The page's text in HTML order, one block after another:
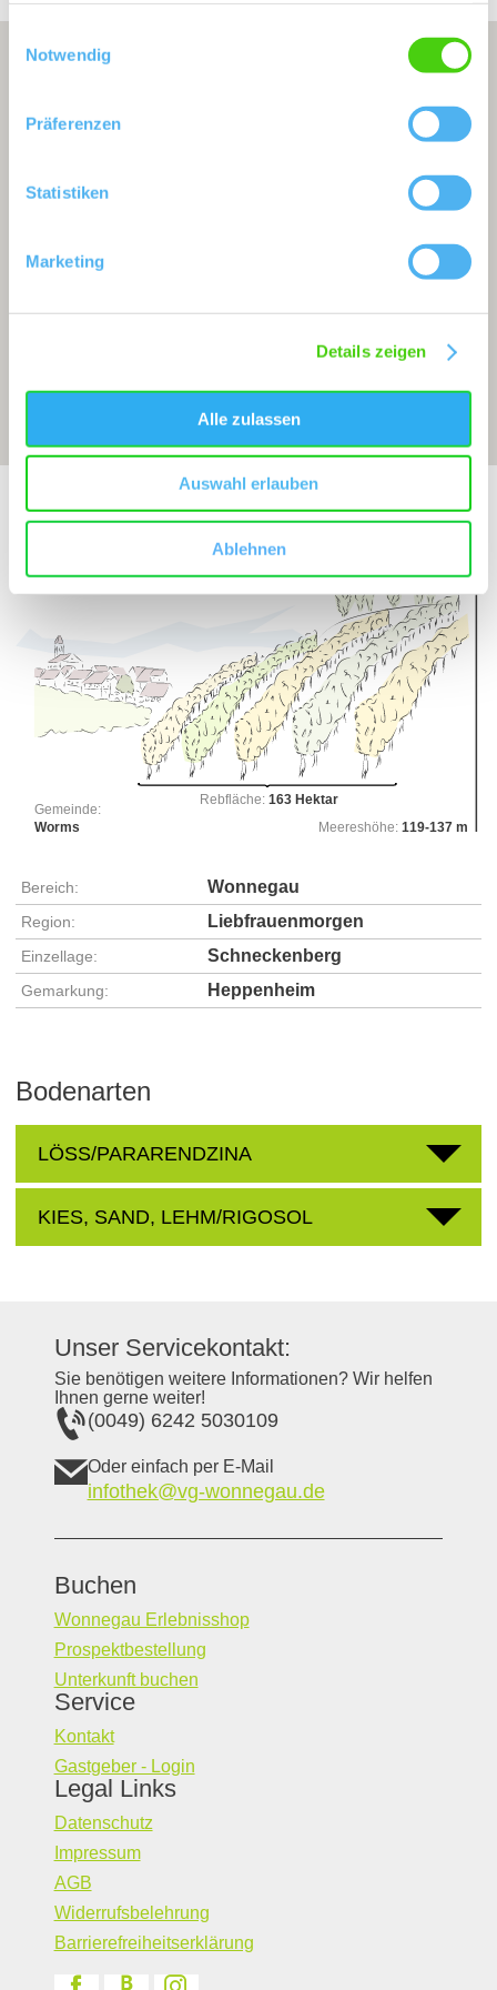
Notwendig
Präferenzen
Statistiken
Marketing
Details zeigen
Alle zulassen
Auswahl erlauben
Ablehnen
Rebfläche: 163 Hektar
Gemeinde:
Worms
Meereshöhe: 119-137 m
Exposition:
Bereich: Wonnegau
Region: Liebfrauenmorgen
Einzellage: Schneckenberg
Gemarkung: Heppenheim
Bodenarten
LÖSS/PARARENDZINA
KIES, SAND, LEHM/RIGOSOL
Unser Servicekontakt:
Sie benötigen weitere Informationen? Wir helfen
Ihnen gerne weiter!
(0049) 6242 5030109
Oder einfach per E-Mail
infothek@vg-wonnegau.de
Buchen
Wonnegau Erlebnisshop
Prospektbestellung
Unterkunft buchen
Service
Kontakt
Gastgeber - Login
Legal Links
Datenschutz
Impressum
AGB
Widerrufsbelehrung
Barrierefreiheitserklärung